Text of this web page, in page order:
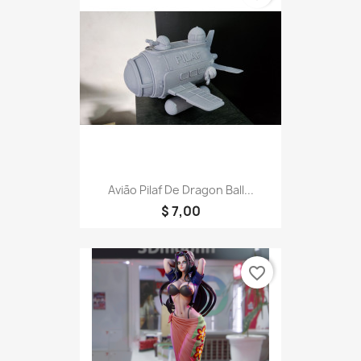
Avião Pilaf De Dragon Ball...
$ 7,00
favorite_border